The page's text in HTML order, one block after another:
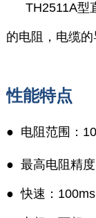
TH2511A型
的电阻，电缆
性能特点
● 电阻范围：
● 最高电阻精
●快速：